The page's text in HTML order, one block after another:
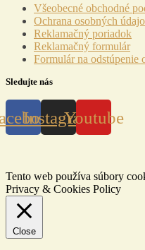
Menu
Všeobecné obchodné
Ochrana osobných
Reklamačný poriadok
Reklamačný formulár
Formulár na odstúpenie
Sledujte nás
InstagramYoutube
Tento web používa súbory
Privacy & Cookies Policy
Close